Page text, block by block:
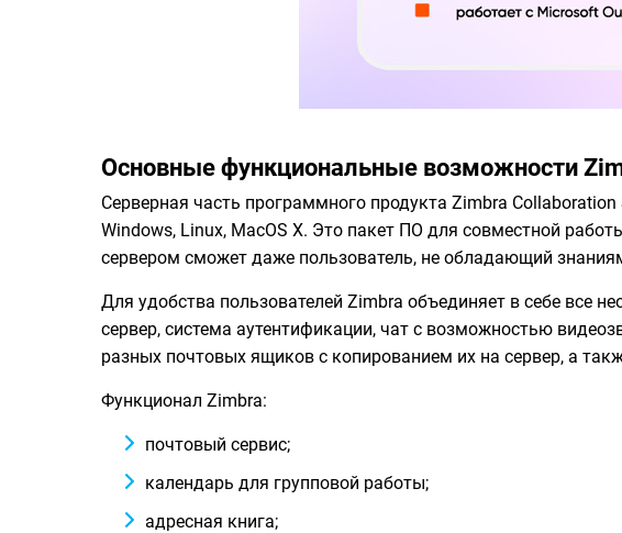
Основные функциональные возможности
Серверная часть программного продукта Zimbra
Windows, Linux, MacOS X. Это пакет ПО для совместной
сервером сможет даже пользователь, не обладающий
Для удобства пользователей Zimbra объединяет в себе все
сервер, система аутентификации, чат с возможностью
разных почтовых ящиков с копированием их на сервер, а
Функционал Zimbra:
почтовый сервис;
календарь для групповой работы;
адресная книга;